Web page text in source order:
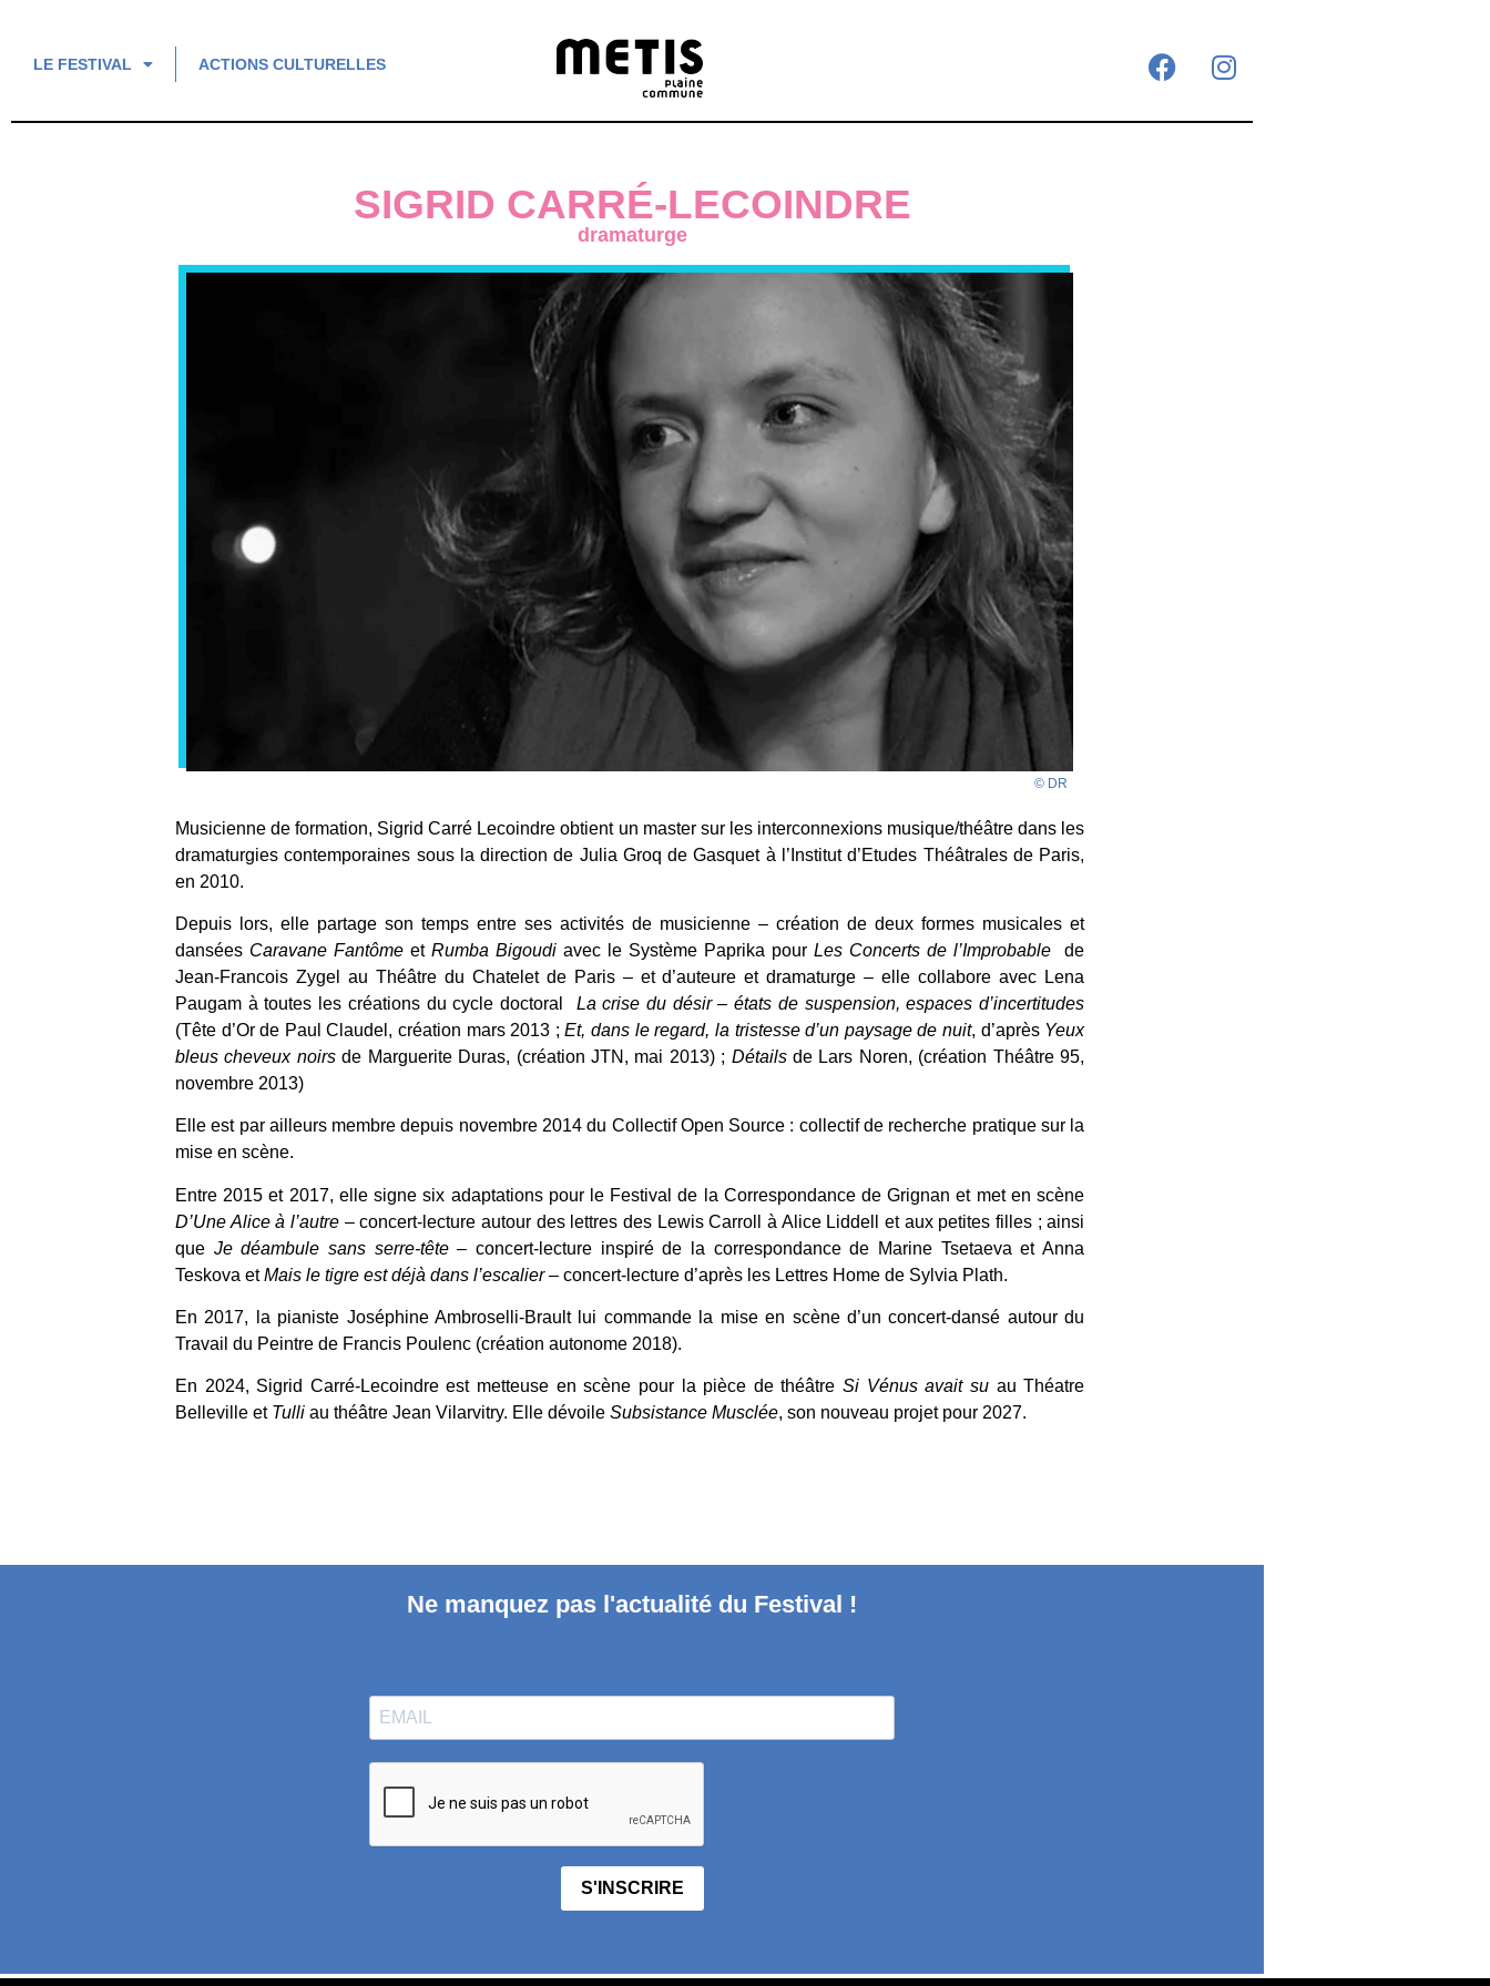
LE FESTIVAL ACTIONS CULTURELLES
SIGRID CARRÉ-LECOINDRE
dramaturge
© DR
Musicienne de formation, Sigrid Carré Lecoindre obtient un master sur les interconnexions musique/théâtre dans les
dramaturgies contemporaines sous la direction de Julia Groq de Gasquet à l’Institut d’Etudes Théâtrales de Paris,
en 2010.
Depuis lors, elle partage son temps entre ses activités de musicienne – création de deux formes musicales et
dansées Caravane Fantôme etRumba Bigoudi avec le Système Paprika pourLes Concerts de l’Improbable de
Jean-Francois Zygel au Théâtre du Chatelet de Paris – et d’auteure et dramaturge – elle collabore avec Lena
Paugam à toutes les créations du cycle doctoral La crise du désir – états de suspension, espaces d’incertitudes
(Tête d’Or de Paul Claudel, création mars 2013 ;Et, dans le regard, la tristesse d’un paysage de nuit, d’après Yeux
bleus cheveux noirsde Marguerite Duras, (création JTN, mai 2013) ; Détailsde Lars Noren, (création Théâtre 95,
novembre 2013)
Elle est par ailleurs membre depuis novembre 2014 du Collectif Open Source : collectif de recherche pratique sur la
mise en scène.
Entre 2015 et 2017, elle signe six adaptations pour le Festival de la Correspondance de Grignan et met en scène
D’Une Alice à l’autre– concert-lecture autour des lettres des Lewis Carroll à Alice Liddell et aux petites filles ; ainsi
que Je déambule sans serre-tête– concert-lecture inspiré de la correspondance de Marine Tsetaeva et Anna
Teskova etMais le tigre est déjà dans l’escalier– concert-lecture d’après les Lettres Home de Sylvia Plath.
En 2017, la pianiste Joséphine Ambroselli-Brault lui commande la mise en scène d’un concert-dansé autour du
Travail du Peintre de Francis Poulenc (création autonome 2018).
En 2024, Sigrid Carré-Lecoindre est metteuse en scène pour la pièce de théâtreSi Vénus avait su au Théatre
Belleville et Tulliau théâtre Jean Vilarvitry. Elle dévoile Subsistance Musclée, son nouveau projet pour 2027.
Ne manquez pas l'actualité du Festival !
S'INSCRIRE